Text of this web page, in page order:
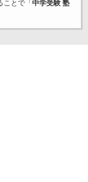
ことで「 中学受験 塾